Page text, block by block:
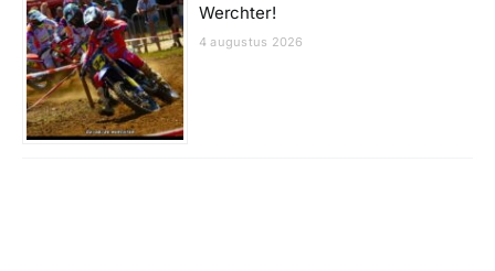
Werchter!
4 augustus 2026